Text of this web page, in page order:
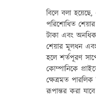
বিলে বলা
পরিশোধিত
টাকা এবং
শেয়ার মূলধন এবং
হলে শর্তপূরণ
কোম্পানিকে
ক্ষেত্রমত
রূপান্তর করা